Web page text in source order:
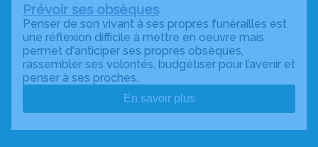
Prévoir ses obsèques
Penser de son vivant à ses propres funérailles est
une réflexion difficile à mettre en oeuvre mais
permet d'anticiper ses propres obsèques,
rassembler ses volontés, budgétiser pour l’avenir et
penser à ses proches.
En savoir plus